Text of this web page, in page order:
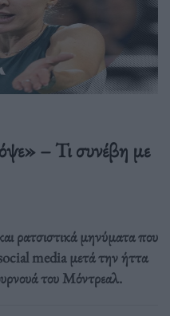
– Τι συνέβη με
ρατσιστικά μηνύματα που
media μετά την ήττα
του Μόντρεαλ.